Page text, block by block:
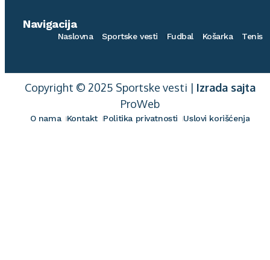
Navigacija
Naslovna Sportske vesti Fudbal Košarka Tenis
Copyright © 2025 Sportske vesti | Izrada sajta
ProWeb
O nama Kontakt Politika privatnosti Uslovi korišćenja